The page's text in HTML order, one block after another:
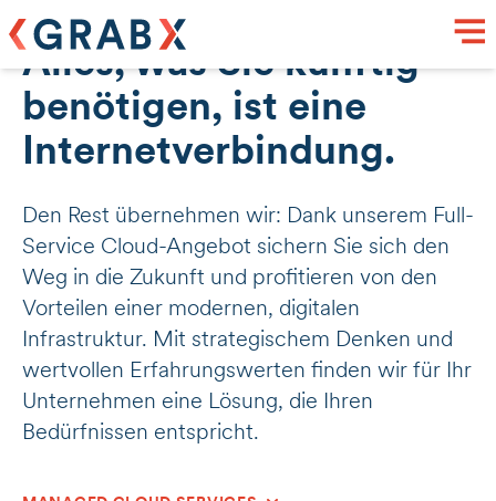
Alles, was Sie künftig
benötigen, ist eine
Internetverbindung.
Den Rest übernehmen wir: Dank unserem Full-
Service Cloud-Angebot sichern Sie sich den
Weg in die Zukunft und profitieren von den
Vorteilen einer modernen, digitalen
Infrastruktur. Mit strategischem Denken und
wertvollen Erfahrungswerten finden wir für Ihr
Unternehmen eine Lösung, die Ihren
Bedürfnissen entspricht.